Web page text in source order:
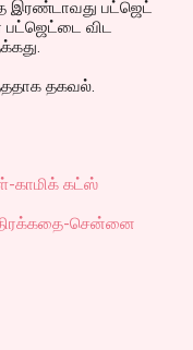
இரண்டாவது பட்ஜெட்
விட
தகவல்.
காமிக் கட்ஸ்
சென்னை